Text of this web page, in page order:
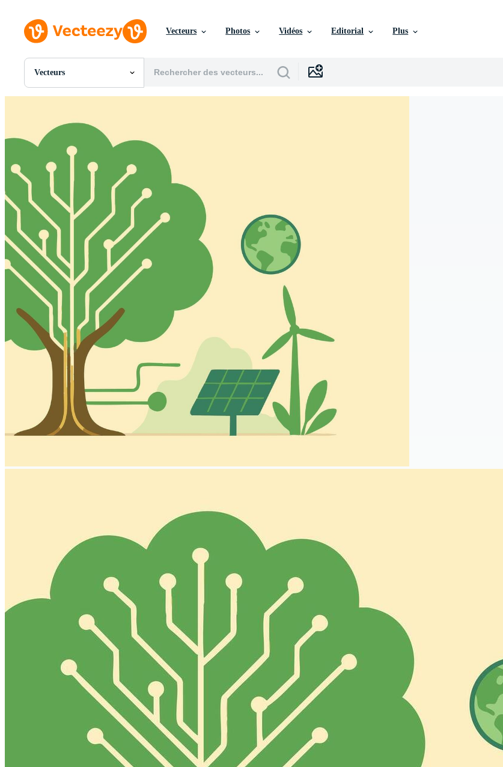
Vecteurs Photos Vidéos Editorial Plus
Vecteurs
Toutes Images
PSDs
Modèles
Vecteurs
Vidéos
Motion graphics
Images Éditoriales
Événements Éditoriaux